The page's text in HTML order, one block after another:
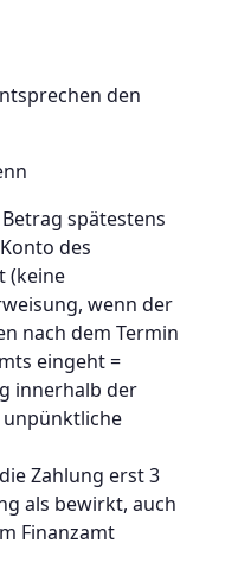
den
spätestens
des
(keine
wenn der
nach dem Termin
eingeht =
innerhalb der
Zahlung erst 3
als bewirkt, auch
Finanzamt